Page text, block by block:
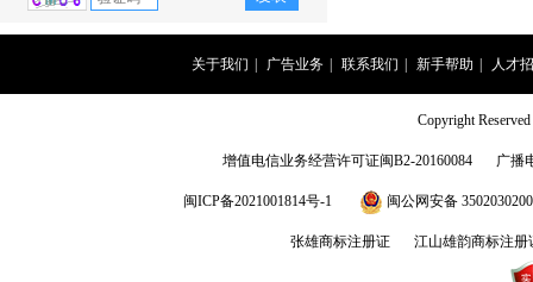
关于我们 广告业务 联系我们 新手帮助 人才
Copyright
增值电信业务经营许可证闽B2-20160084 广播
闽ICP备2021001814号-1 闽公网安备
张雄商标注册证 江山雄韵商标注册